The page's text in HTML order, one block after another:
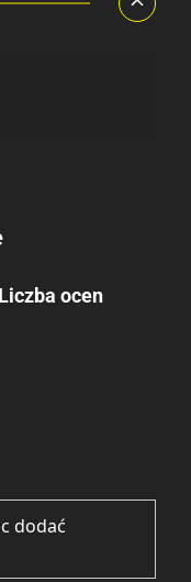
Liczba ocen
dodać